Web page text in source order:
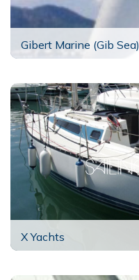
Gibert Marine (Gib Sea)
X Yachts